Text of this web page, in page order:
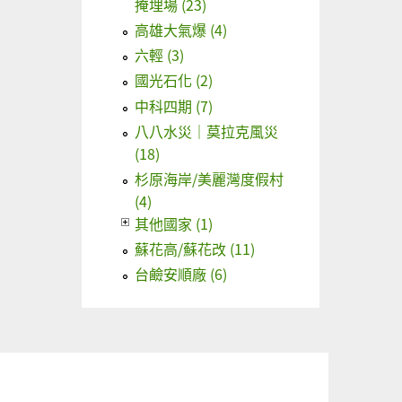
掩埋場 (23)
高雄大氣爆 (4)
六輕 (3)
國光石化 (2)
中科四期 (7)
八八水災｜莫拉克風災
(18)
杉原海岸/美麗灣度假村
(4)
其他國家 (1)
蘇花高/蘇花改 (11)
台鹼安順廠 (6)